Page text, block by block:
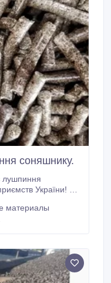
соняшнику.
лушпиння
України! З
по Україні.
материалы